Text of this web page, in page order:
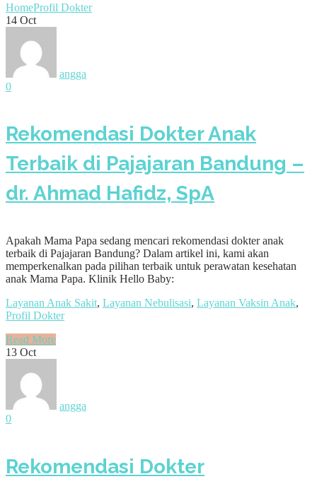
HomeProfil Dokter
14 Oct
angga
0
Rekomendasi Dokter Anak
Terbaik di Pajajaran Bandung –
dr. Ahmad Hafidz, SpA
Apakah Mama Papa sedang mencari rekomendasi dokter anak
terbaik di Pajajaran Bandung? Dalam artikel ini, kami akan
memperkenalkan pada pilihan terbaik untuk perawatan kesehatan
anak Mama Papa. Klinik Hello Baby:
Layanan Anak Sakit, Layanan Nebulisasi, Layanan Vaksin Anak,
Profil Dokter
Read More
13 Oct
angga
0
Rekomendasi Dokter